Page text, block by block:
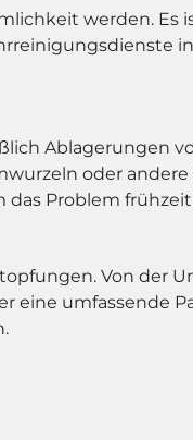
werden. Es
Ablagerungen
oder
das Problem
Von der
eine umfassende